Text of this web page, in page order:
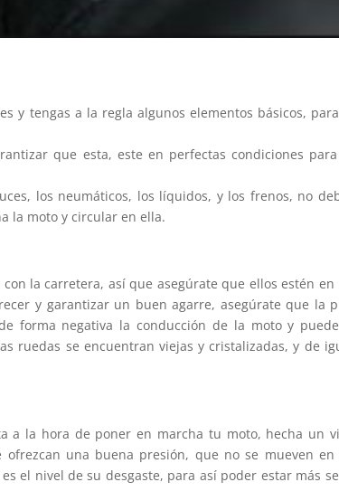
y tengas a la regla algunos elementos básicos,
que esta, este en perfectas condiciones
los neumáticos, los líquidos, y los frenos, no
la moto y circular en ella.
la carretera, así que asegúrate que ellos estén
y garantizar un buen agarre, asegúrate que la
forma negativa la conducción de la moto y
ruedas se encuentran viejas y cristalizadas, y de
a la hora de poner en marcha tu moto, hecha un
una buena presión, que no se mueven
el nivel de su desgaste, para así poder estar más